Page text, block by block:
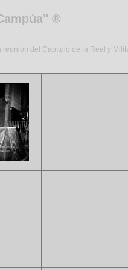
®
del Capítulo de la Real y